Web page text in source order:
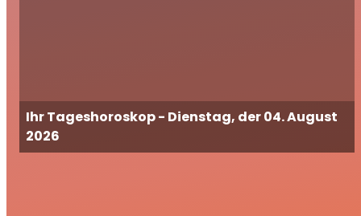
Ihr Tageshoroskop - Dienstag, der 04. August
2026